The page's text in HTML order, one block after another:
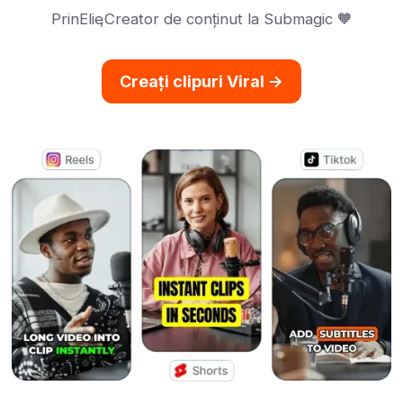
PrinElie,Creator de conținut la Submagic 🧡
Creați clipuri Viral ->